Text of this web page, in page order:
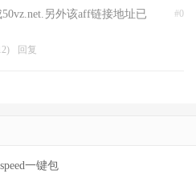
#0
另外该aff链接地址已
回复
一键包